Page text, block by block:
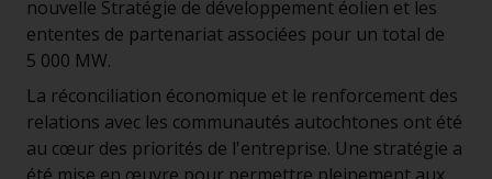
nouvelle Stratégie de développement éolien et les
ententes de partenariat associées pour un total de
5 000 MW.
La réconciliation économique et le renforcement des
relations avec les communautés autochtones ont été
au cœur des priorités de l'entreprise. Une stratégie a
été mise en œuvre pour permettre pleinement aux